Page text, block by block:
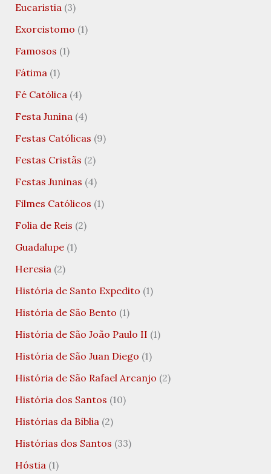
Eucaristia (3)
Exorcistomo (1)
Famosos (1)
Fátima (1)
Fé Católica (4)
Festa Junina (4)
Festas Católicas (9)
Festas Cristãs (2)
Festas Juninas (4)
Filmes Católicos (1)
Folia de Reis (2)
Guadalupe(1)
Heresia (2)
História de Santo Expedito (1)
História de São Bento (1)
História de São João Paulo II (1)
História de São Juan Diego (1)
História de São Rafael Arcanjo (2)
História dos Santos (10)
Histórias da Bíblia (2)
Histórias dos Santos (33)
Hóstia (1)